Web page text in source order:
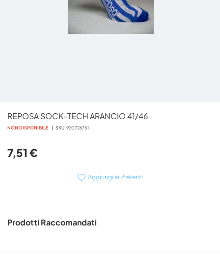
REPOSA SOCK-TECH ARANCIO 41/46
NON DISPONIBILE SKU 920726751
7,51 €
Aggiungi ai Preferiti
all'inizio
della
immagini
Prodotti Raccomandati